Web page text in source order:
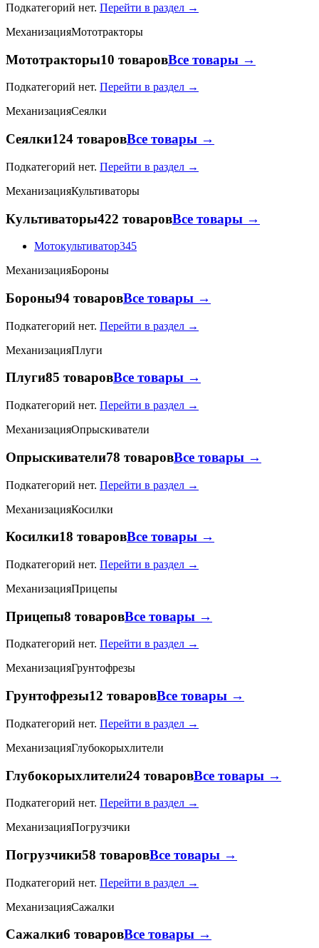
Подкатегорий нет. Перейти в раздел →
МеханизацияМототракторы
Мототракторы10 товаровВсе товары →
Подкатегорий нет. Перейти в раздел →
МеханизацияСеялки
Сеялки124 товаровВсе товары →
Подкатегорий нет. Перейти в раздел →
МеханизацияКультиваторы
Культиваторы422 товаровВсе товары →
Мотокультиватор345
МеханизацияБороны
Бороны94 товаровВсе товары →
Подкатегорий нет. Перейти в раздел →
МеханизацияПлуги
Плуги85 товаровВсе товары →
Подкатегорий нет. Перейти в раздел →
МеханизацияОпрыскиватели
Опрыскиватели78 товаровВсе товары →
Подкатегорий нет. Перейти в раздел →
МеханизацияКосилки
Косилки18 товаровВсе товары →
Подкатегорий нет. Перейти в раздел →
МеханизацияПрицепы
Прицепы8 товаровВсе товары →
Подкатегорий нет. Перейти в раздел →
МеханизацияГрунтофрезы
Грунтофрезы12 товаровВсе товары →
Подкатегорий нет. Перейти в раздел →
МеханизацияГлубокорыхлители
Глубокорыхлители24 товаровВсе товары →
Подкатегорий нет. Перейти в раздел →
МеханизацияПогрузчики
Погрузчики58 товаровВсе товары →
Подкатегорий нет. Перейти в раздел →
МеханизацияСажалки
Сажалки6 товаровВсе товары →